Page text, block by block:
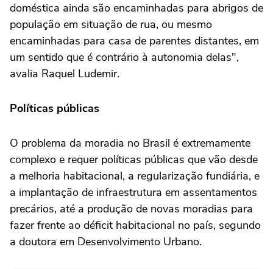
doméstica ainda são encaminhadas para abrigos de
população em situação de rua, ou mesmo
encaminhadas para casa de parentes distantes, em
um sentido que é contrário à autonomia delas",
avalia Raquel Ludemir.
Políticas públicas
O problema da moradia no Brasil é extremamente
complexo e requer políticas públicas que vão desde
a melhoria habitacional, a regularização fundiária, e
a implantação de infraestrutura em assentamentos
precários, até a produção de novas moradias para
fazer frente ao déficit habitacional no país, segundo
a doutora em Desenvolvimento Urbano.